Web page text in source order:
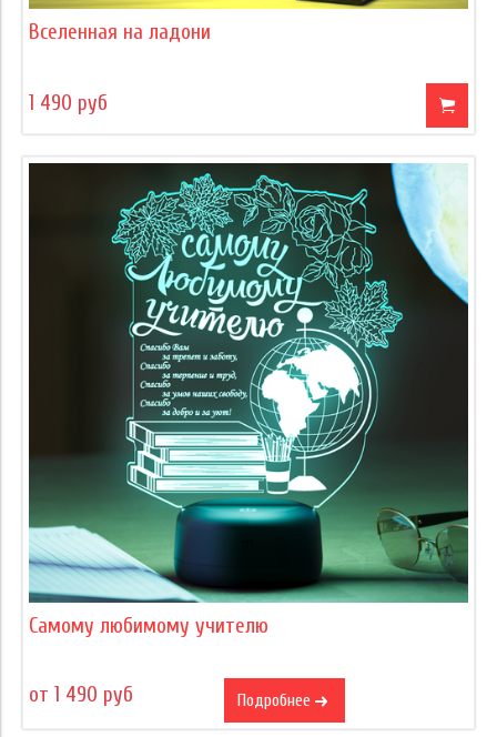
Вселенная на ладони
1 490 руб
Самому любимому учителю
от 1 490 руб Подробнее